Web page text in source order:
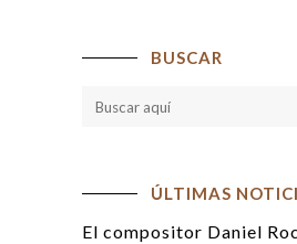
BUSCAR
ÚLTIMAS
El compositor Daniel